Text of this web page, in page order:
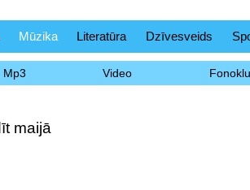
Mūzika Literatūra Dzīvesveids
Mp3 Video
maijā